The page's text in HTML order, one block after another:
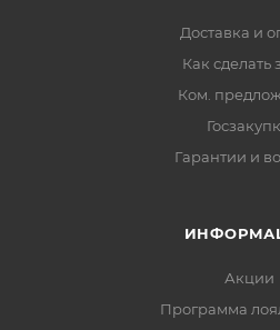
Доставка и
Как сделать
Ком.
Гарантии и
Акции
Программа